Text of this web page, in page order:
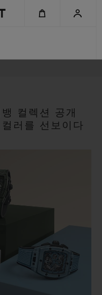
컬렉션 공개
러를 선보이다
온라인 익스클